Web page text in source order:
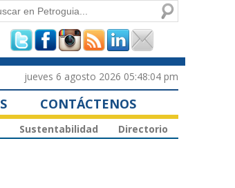
de
jueves 6 agosto 2026 05:48:04 pm
CONTÁCTENOS
Sustentabilidad Directorio